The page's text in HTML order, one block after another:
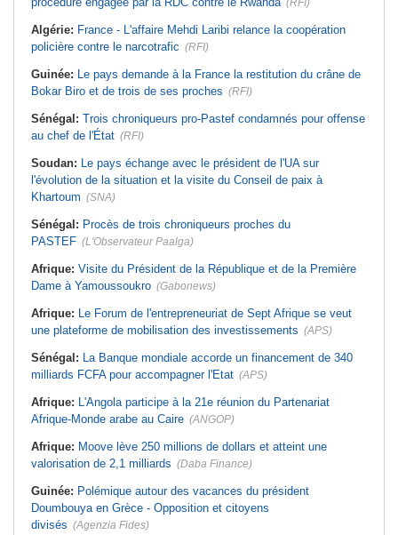
(RFI)
Algérie: France - L'affaire Mehdi Laribi relance la coopération
policière contre le narcotrafic (RFI)
Guinée: Le pays demande à la France la restitution du crâne de
Bokar Biro et de trois de ses proches (RFI)
Sénégal: Trois chroniqueurs pro-Pastef condamnés pour offense
au chef de l'État (RFI)
Soudan: Le pays échange avec le président de l'UA sur
l'évolution de la situation et la visite du Conseil de paix à
Khartoum (SNA)
Sénégal: Procès de trois chroniqueurs proches du
PASTEF (L'Observateur Paalga)
Afrique: Visite du Président de la République et de la Première
Dame à Yamoussoukro (Gabonews)
Afrique: Le Forum de l'entrepreneuriat de Sept Afrique se veut
une plateforme de mobilisation des investissements (APS)
Sénégal: La Banque mondiale accorde un financement de 340
milliards FCFA pour accompagner l'Etat (APS)
Afrique: L'Angola participe à la 21e réunion du Partenariat
Afrique-Monde arabe au Caire (ANGOP)
Afrique: Moove lève 250 millions de dollars et atteint une
valorisation de 2,1 milliards (Daba Finance)
Guinée: Polémique autour des vacances du président
Doumbouya en Grèce - Opposition et citoyens
divisés (Agenzia Fides)